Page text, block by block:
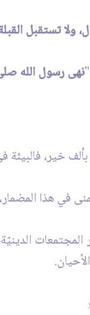
ولا تستقبل
نهى رسول الله
بألف خير،
في هذا
الدينيّة،